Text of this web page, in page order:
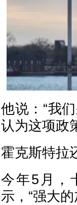
他说：“我
认为这项政
霍克斯特拉
今年5月，
示，“强大